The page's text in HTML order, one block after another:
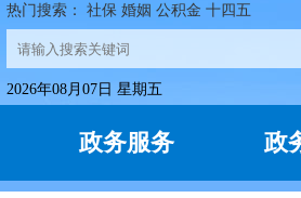
热门搜索： 社保 婚姻 公积金 十四五
2026年08月07日 星期五
政务服务 政